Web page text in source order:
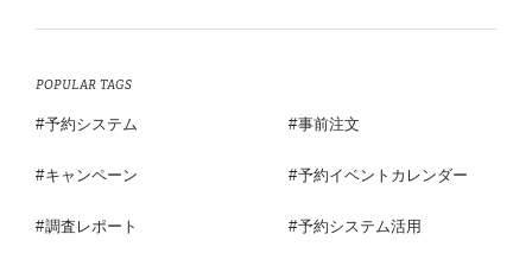
POPULAR TAGS
予約システム 事前注文
キャンペーン 予約イベントカレンダー
調査レポート 予約システム活用